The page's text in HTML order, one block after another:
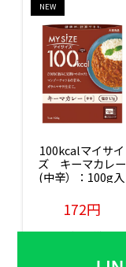
NEW
100kcalマイサイ
ズ　キーマカレー
(中辛）：100g入
172円
販売価格(税込)